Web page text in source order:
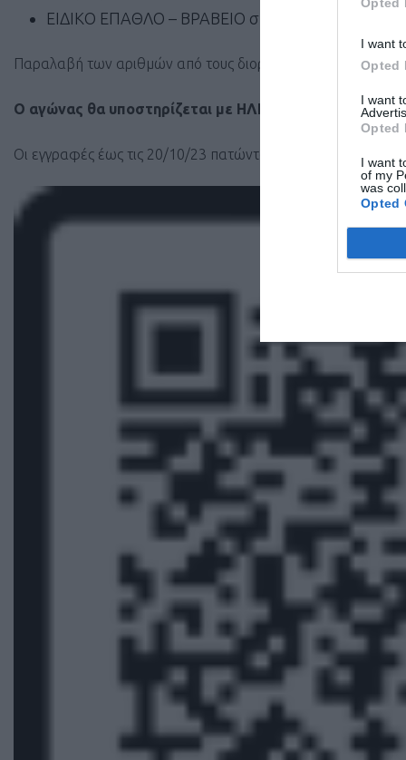
I want
Opted
I want
Opted
I want
of my
was
Opted
ΕΙΔΙΚΟ ΕΠΑΘΛΟ – ΒΡΑΒΕΙΟ στους διακριθέντες
Παραλαβή των αριθμών από τους διοργανωτές μία ώρα πριν
Ο αγώνας θα υποστηρίζεται με ΗΛΕΚΤΡΟΝΙΚΗ
Οι εγγραφές έως τις 20/10/23 πατώντας ή